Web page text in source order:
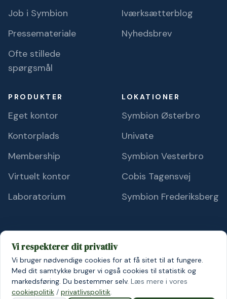
Job i Symbion
Pressemateriale
Ofte stillede
spørgsmål
Iværksætterblog
Nyhedsbrev
PRODUKTER
Eget kontor
Kontorplads
Membership
Virtuelt kontor
Laboratorium
LOKATIONER
Symbion Østerbro
Univate
Symbion Vesterbro
Cobis Tagensvej
Symbion Frederiksberg
© 2026 Symbion A/S Persondatapolitik Cookiepolitik
Vi respekterer dit privatliv
Vi bruger nødvendige cookies for at få sitet til at fungere.
Med dit samtykke bruger vi også cookies til statistik og
markedsføring. Du bestemmer selv. Læs mere i vores
cookiepolitik / privatlivspolitik.